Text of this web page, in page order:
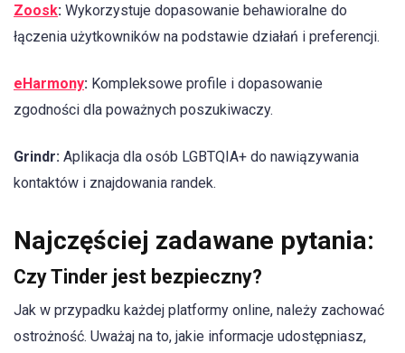
Zoosk: Wykorzystuje dopasowanie behawioralne do
łączenia użytkowników na podstawie działań i preferencji.
eHarmony: Kompleksowe profile i dopasowanie
zgodności dla poważnych poszukiwaczy.
Grindr: Aplikacja dla osób LGBTQIA+ do nawiązywania
kontaktów i znajdowania randek.
Najczęściej zadawane pytania:
Czy Tinder jest bezpieczny?
Jak w przypadku każdej platformy online, należy zachować
ostrożność. Uważaj na to, jakie informacje udostępniasz,